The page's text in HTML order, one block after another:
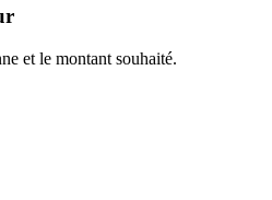
et le montant souhaité.